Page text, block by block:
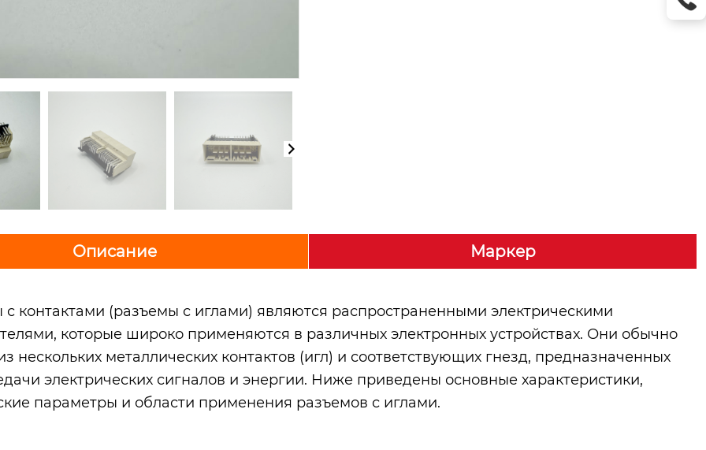
Описание Маркер
с контактами (разъемы с иглами) являются распространенными электрическими
которые широко применяются в различных электронных устройствах. Они обычно
нескольких металлических контактов (игл) и соответствующих гнезд, предназначенных
электрических сигналов и энергии. Ниже приведены основные характеристики,
параметры и области применения разъемов с иглами.